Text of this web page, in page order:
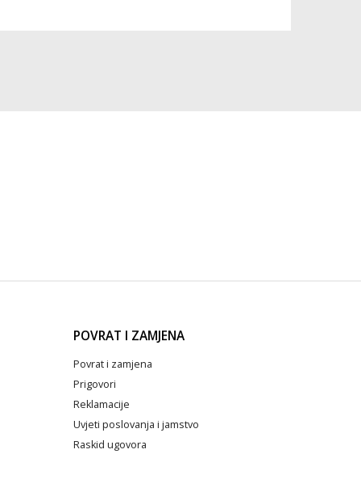
POVRAT I ZAMJENA
Povrat i zamjena
Prigovori
Reklamacije
Uvjeti poslovanja i jamstvo
Raskid ugovora